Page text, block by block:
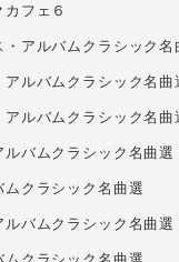
フェ６
・アルバムクラシック名
ルバムクラシック名曲
ルバムクラシック名曲
ルバムクラシック名曲選
クラシック名曲選
バムクラシック名曲選